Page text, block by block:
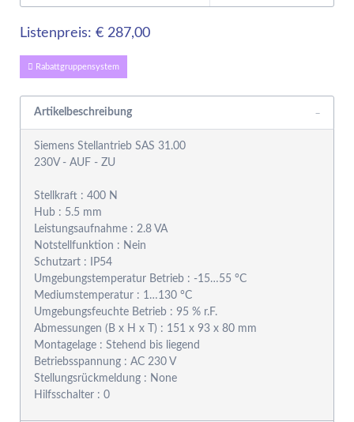
Listenpreis: € 287,00
Rabattgruppensystem
Artikelbeschreibung
Siemens Stellantrieb SAS 31.00
230V - AUF - ZU
Stellkraft : 400 N
Hub : 5.5 mm
Leistungsaufnahme : 2.8 VA
Notstellfunktion : Nein
Schutzart : IP54
Umgebungstemperatur Betrieb : -15…55 °C
Mediumstemperatur : 1…130 °C
Umgebungsfeuchte Betrieb : 95 % r.F.
Abmessungen (B x H x T) : 151 x 93 x 80 mm
Montagelage : Stehend bis liegend
Betriebsspannung : AC 230 V
Stellungsrückmeldung : None
Hilfsschalter : 0